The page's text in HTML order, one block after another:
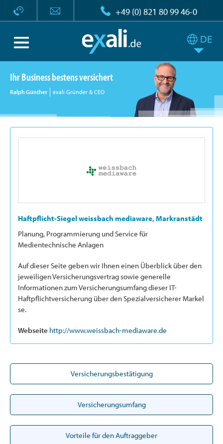
+49 (0) 821 80 99 46-0
Ihr Business bestens versichert
Ralph Günther exali Gründer & CEO
Haftpflicht-Siegel weissbach mediaware, Markranstädt
Planung, Programmierung und Service für
Medientechnische Anlagen
Auf dieser Seite geben wir Ihnen einen Überblick über den
jeweiligen Versicherungsvertrag sowie generelle
Informationen zum Versicherungsumfang dieser IT-
Haftpflichtversicherung über den Spezialversicherer Markel
se.
Webseite http://www.weissbach-mediaware.de
Versicherungsbestätigung
Versicherungsumfang
Vorteile für den Auftraggeber